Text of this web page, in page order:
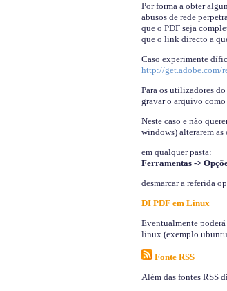
Por forma a obter
abusos de rede
que o PDF seja
que o link directo a
Caso experimente
http://get.adobe.com/
Para os utilizadores do
gravar o arquivo como
Neste caso e não
windows) alterarem as
em qualquer pasta:
Ferramentas ->
desmarcar a referida
DI PDF em Linux
Eventualmente
linux (exemplo
Fonte RSS
Além das fontes RSS